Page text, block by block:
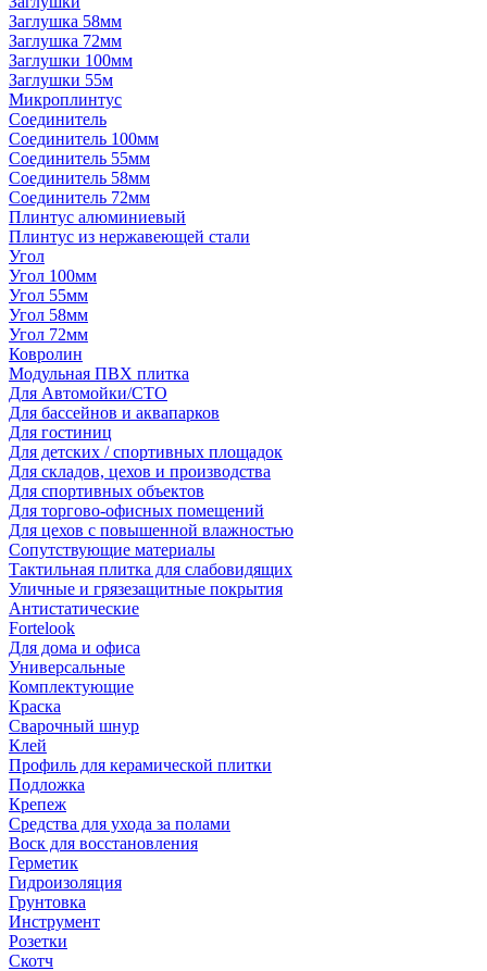
Заглушка 58мм
Заглушка 72мм
Заглушки 100мм
Заглушки 55м
Микроплинтус
Соединитель
Соединитель 100мм
Соединитель 55мм
Соединитель 58мм
Соединитель 72мм
Плинтус алюминиевый
Плинтус из нержавеющей стали
Угол
Угол 100мм
Угол 55мм
Угол 58мм
Угол 72мм
Ковролин
Модульная ПВХ плитка
Для Автомойки/СТО
Для бассейнов и аквапарков
Для гостиниц
Для детских / спортивных площадок
Для складов, цехов и производства
Для спортивных объектов
Для торгово-офисных помещений
Для цехов с повышенной влажностью
Сопутствующие материалы
Тактильная плитка для слабовидящих
Уличные и грязезащитные покрытия
Антистатические
Fortelook
Для дома и офиса
Универсальные
Комплектующие
Краска
Сварочный шнур
Клей
Профиль для керамической плитки
Подложка
Крепеж
Средства для ухода за полами
Воск для восстановления
Герметик
Гидроизоляция
Грунтовка
Инструмент
Розетки
Скотч